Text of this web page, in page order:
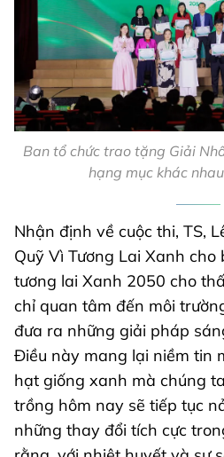
Ban tổ chức trao tặng Giải
hạng mục khác
Nhận định về cuộc thi, TS,
Quỹ Vì Tương Lai Xanh cho
tương lai Xanh 2050 cho
chỉ quan tâm đến môi
đưa ra những giải pháp
Điều này mang lại niềm tin
hạt giống xanh mà chúng
trồng hôm nay sẽ tiếp tục
những thay đổi tích cực